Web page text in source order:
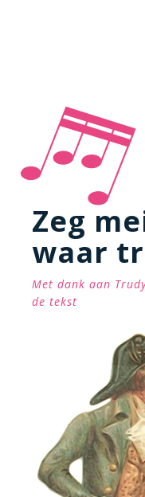
Zeg
waar
Met dank aan
de tekst